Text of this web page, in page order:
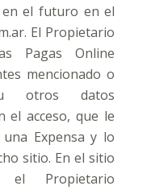
el futuro en el
El Propietario
Pagas Online
mencionado o
otros datos
el acceso, que le
Expensa y lo
sitio. En el sitio
el Propietario